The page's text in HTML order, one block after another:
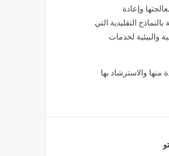
وإعادة
التقليدية التي
والبيئية لخدمات
والاسترشاد بها